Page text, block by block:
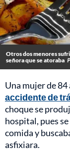
Otros dos menores
señora que se atoraba
Una mujer de
accidente de
choque se
hospital, pues
comida y
asfixiara.